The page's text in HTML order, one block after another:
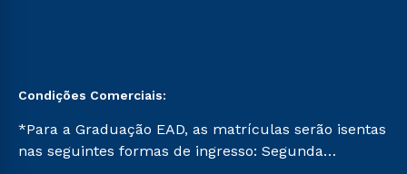
Condições Comerciais:
*Para a Graduação EAD, as matrículas serão isentas
nas seguintes formas de ingresso: Segunda